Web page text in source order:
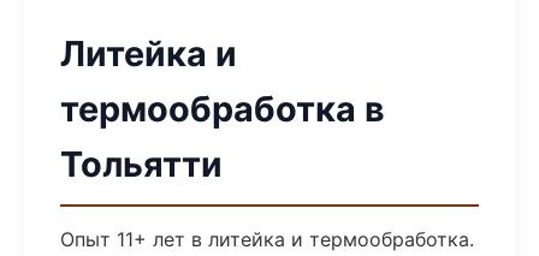
Литейка и
термообработка в
Тольятти
Опыт 11+ лет в литейка и термообработка.